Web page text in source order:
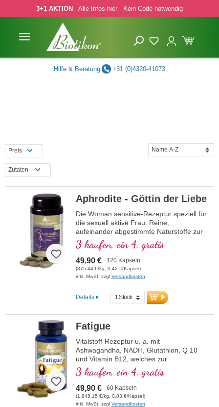
Hauptinhalt springen
Zur Suche springen
Zur Hauptnavigation springen
3+1 AKTION - Alle Infos hier - Kein Code notwendig
Hilfe & Beratung +31 (0)4320-41073
Preis
Zutaten
Aphrodite - Göttin der Liebe
Die Woman sensitive-Rezeptur speziell für
die sexuell aktive Frau. Reine,
aufeinander abgestimmte Naturstoffe zur
Unterstützung der Weiblichkeit.
3 kaufen, ein 4. gratis
49,90 € 120 Kapseln
(875,44 €/kg, 0,42 €/Kapsel)
inkl. MwSt. zzgl Versandkosten
Details
Fatigue
Vitalstoff-Rezeptur u. a. mit
Ashwagandha, NADH, Glutathion, Q 10
und Vitamin B12, welches zur
Verringerung von Müdigkeit und
Ermüdung beiträgt.
3 kaufen, ein 4. gratis
49,90 € 60 Kapseln
(1.848,15 €/kg, 0,83 €/Kapsel)
inkl. MwSt. zzgl Versandkosten